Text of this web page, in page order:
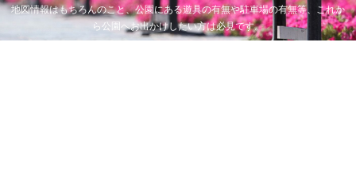
地図情報はもちろんのこと、公園にある遊具の有無や駐車場の有無等、これか
ら公園へお出かけしたい方は必見です。